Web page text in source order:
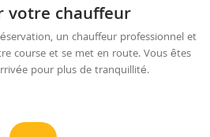
votre chauffeur
un chauffeur professionnel et
course et se met en route. Vous êtes
pour plus de tranquillité.